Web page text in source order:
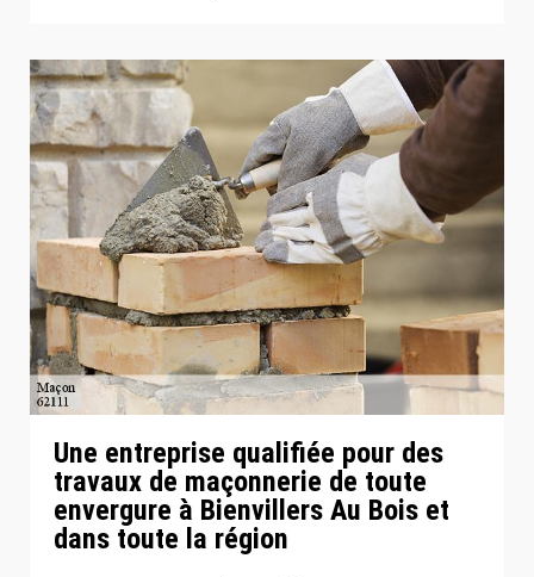
Une entreprise qualifiée pour des
travaux de maçonnerie de toute
envergure à Bienvillers Au Bois et
dans toute la région